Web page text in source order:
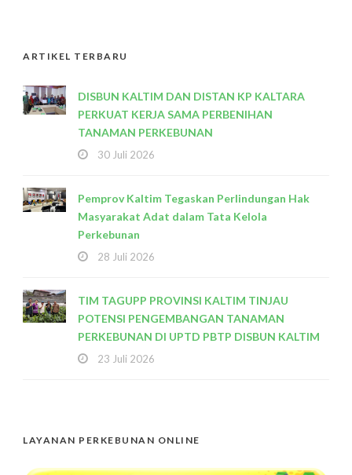
ARTIKEL TERBARU
DISBUN KALTIM DAN DISTAN KP KALTARA
PERKUAT KERJA SAMA PERBENIHAN
TANAMAN PERKEBUNAN
30 Juli 2026
Pemprov Kaltim Tegaskan Perlindungan Hak
Masyarakat Adat dalam Tata Kelola
Perkebunan
28 Juli 2026
TIM TAGUPP PROVINSI KALTIM TINJAU
POTENSI PENGEMBANGAN TANAMAN
PERKEBUNAN DI UPTD PBTP DISBUN KALTIM
23 Juli 2026
LAYANAN PERKEBUNAN ONLINE